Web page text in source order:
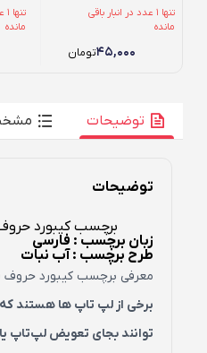
تنها 1 عدد در انبار باقی
مانده
۴۵,۰۰۰تومان
مانده
توضیحات
توضیحات
برچسب کیبورد
زبان برچسب : فارسی
طرح برچسب : آب نبات
معرفی برچسب کیبورد حروف
برخی از لپ تاپ ها هستند
توانند بجای تعویض لپ‌تاپ